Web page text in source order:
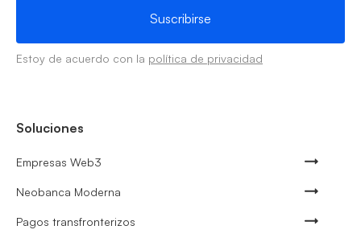
Estoy de acuerdo con la política de privacidad
Soluciones
Empresas Web3
Neobanca Moderna
Pagos transfronterizos